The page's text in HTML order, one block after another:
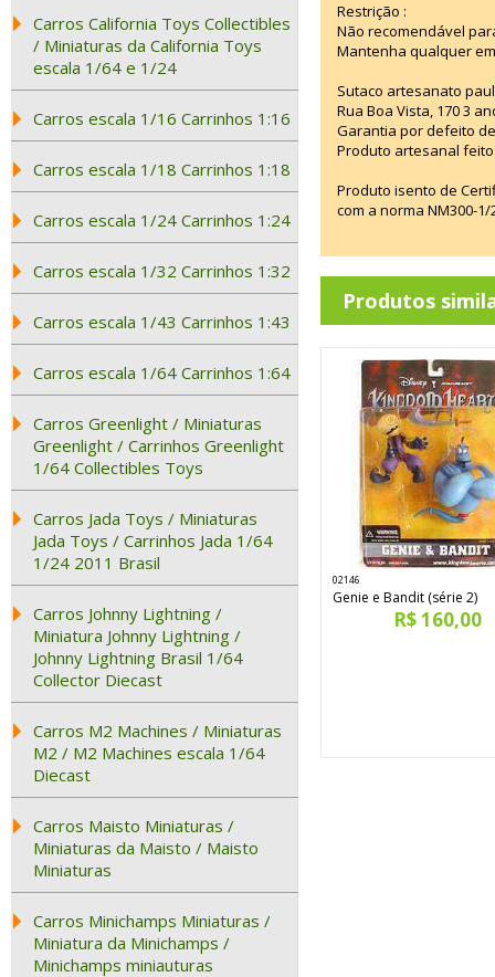
Carros California Toys Collectibles
/ Miniaturas da California Toys
escala 1/64 e 1/24
Carros escala 1/16 Carrinhos 1:16
Carros escala 1/18 Carrinhos 1:18
Carros escala 1/24 Carrinhos 1:24
Carros escala 1/32 Carrinhos 1:32
Carros escala 1/43 Carrinhos 1:43
Carros escala 1/64 Carrinhos 1:64
Carros Greenlight / Miniaturas
Greenlight / Carrinhos Greenlight
1/64 Collectibles Toys
Carros Jada Toys / Miniaturas
Jada Toys / Carrinhos Jada 1/64
1/24 2011 Brasil
Carros Johnny Lightning /
Miniatura Johnny Lightning /
Johnny Lightning Brasil 1/64
Collector Diecast
Carros M2 Machines / Miniaturas
M2 / M2 Machines escala 1/64
Diecast
Carros Maisto Miniaturas /
Miniaturas da Maisto / Maisto
Miniaturas
Carros Minichamps Miniaturas /
Miniatura da Minichamps /
Minichamps miniauturas
Restrição :
Não recomendável
Mantenha qualquer
Sutaco artesanato
Rua Boa Vista, 170 3
Garantia por defeito
Produto artesanal
Produto isento de
com a norma NM300-
Produtos
02146
Genie e Bandit (série 2)
R$ 160,00